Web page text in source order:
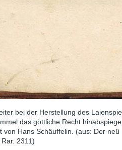
bei der Herstellung des
das göttliche Recht
Hans Schäuffelin. (aus: Der neü
2311)